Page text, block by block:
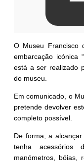
O Museu Francisco
embarcação icónica
está a ser realizado
do museu.
Em comunicado, o
pretende devolver
completo possível.
De forma, a
tenha acessórios
manómetros, bóias,